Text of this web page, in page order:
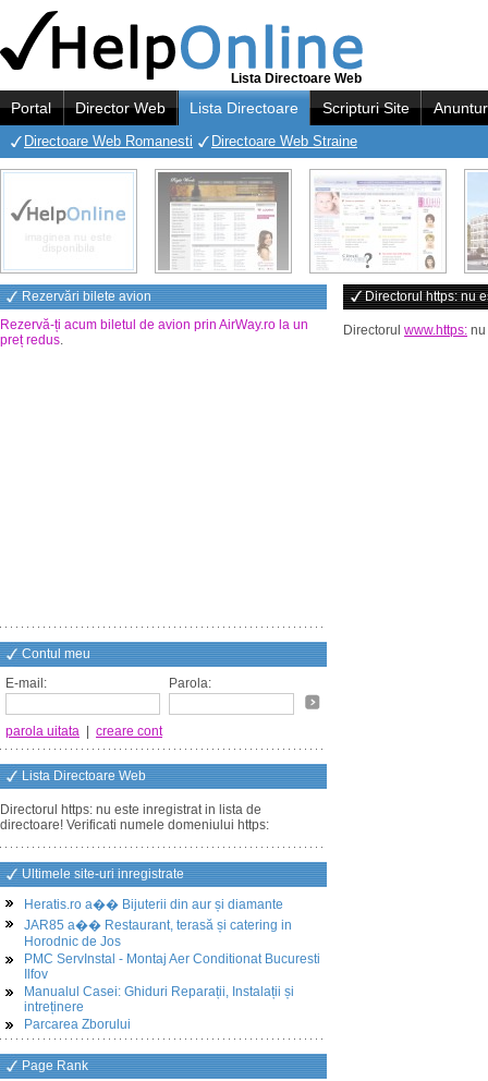
Lista Directoare Web
Portal Director Web Lista Directoare Scripturi Site
Directoare Web Romanesti Directoare Web Straine
Rezervări bilete avion
Rezervă-ți acum biletul de avion prin AirWay.ro la un
preț redus.
Contul meu
E-mail:
Parola:
parola uitata creare cont
Lista Directoare Web
Directorul https: nu este inregistrat in lista de
directoare! Verificati numele domeniului https:
Ultimele site-uri inregistrate
Heratis.ro a�� Bijuterii din aur și diamante
JAR85 a�� Restaurant, terasă și catering in
Horodnic de Jos
PMC ServInstal - Montaj Aer Conditionat Bucuresti
Ilfov
Manualul Casei: Ghiduri Reparații, Instalații și
intreținere
Parcarea Zborului
Page Rank
Directorul https: nu
Directorul www.https: nu